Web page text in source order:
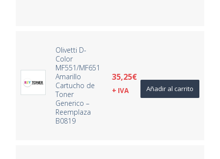
Olivetti D-
Color
MF551/MF651
Amarillo
Cartucho de
Toner
Generico –
Reemplaza
B0819
35,25€
+ IVA Añadir al carrito